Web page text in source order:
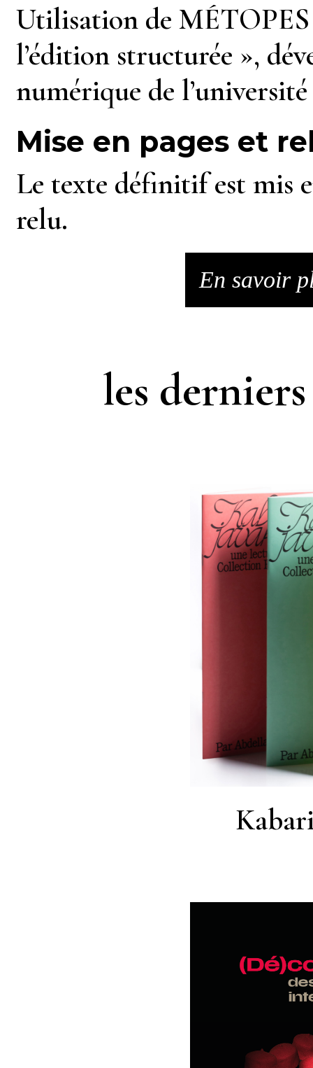
Utilisation de
l’édition structurée »,
numérique de
Mise en pages et
Le texte définitif est mis
relu.
En savoir
les